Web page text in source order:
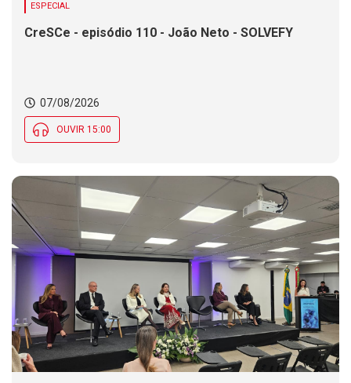
ESPECIAL
CreSCe - episódio 110 - João Neto - SOLVEFY
07/08/2026
OUVIR 15:00